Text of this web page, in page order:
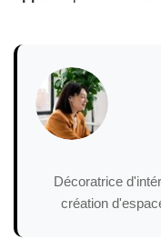
Décoratrice
création